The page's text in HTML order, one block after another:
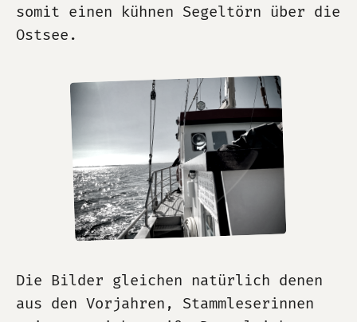
somit einen kühnen Segeltörn über die
Ostsee.
Die Bilder gleichen natürlich denen
aus den Vorjahren, Stammleserinnen